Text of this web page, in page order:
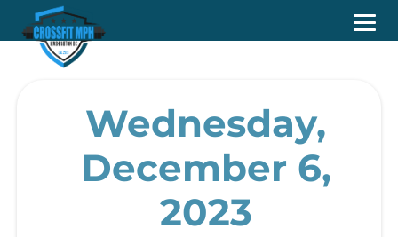
Wednesday,
December 6,
2023